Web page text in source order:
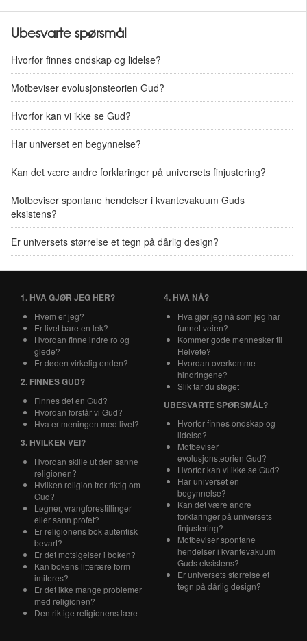
Ubesvarte spørsmål
Hvorfor finnes ondskap og lidelse?
Motbeviser evolusjonsteorien Gud?
Hvorfor kan vi ikke se Gud?
Har universet en begynnelse?
Kan det være andre forklaringer på universets finjustering?
Motbeviser spontane hendelser i kvantevakuum Guds
eksistens?
Er universets størrelse et tegn på dårlig design?
1. HVA GJØR JEG HER?
Hvem er jeg?
Er livet bare en lek?
Hvordan finne indre ro og
glede?
Er døden virkelig enden?
2. FINNES GUD?
Finnes det en Gud?
Hvordan forstår vi Gud?
Hva er meningen med livet?
3. HVILKEN VEI?
Hvordan skille ut den sanne
religionen?
Hvilken religion tror riktig om
Gud?
Løgner, vrangforestillinger
eller sann profet?
Er religionens bok autentisk
bevart?
Er det motsigelser i boken?
Kan bokens litterære form
imiteres?
Er det ikke mange problemer
med religionen?
Den riktige religionens lære
4. HVA NÅ?
Hva gjør jeg nå som jeg har
funnet veien?
Kommer gode mennesker til
Helvete?
Hvordan overkomme
hindringene?
Slik tar du steget
UBESVARTE SPØRSMÅL?
Hvorfor finnes ondskap og
lidelse?
Motbeviser
evolusjonsteorien Gud?
Hvorfor kan vi ikke se Gud?
Har universet en
begynnelse?
Kan det være andre
forklaringer på universets
finjustering?
Motbeviser spontane
hendelser i kvantevakuum
Guds eksistens?
Er universets størrelse et
tegn på dårlig design?